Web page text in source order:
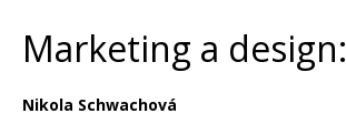
Marketing a design:
Nikola Schwachová
HLEDAT